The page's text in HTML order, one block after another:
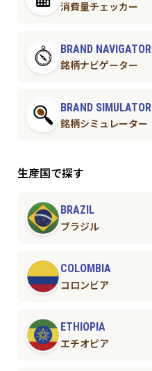
消費量チェッカー
BRAND NAVIGATOR
銘柄ナビゲーター
BRAND SIMULATOR
銘柄シミュレーター
生産国で探す
BRAZIL
ブラジル
COLOMBIA
コロンビア
ETHIOPIA
エチオピア